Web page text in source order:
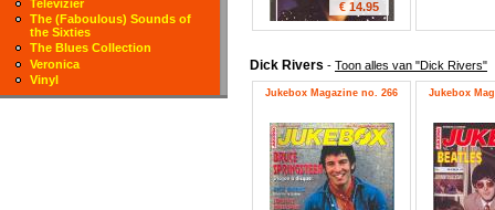
€ 14.95
Dick Rivers - Toon alles van "Dick Rivers"
Jukebox Magazine no. 266 Jukebox
Televizier
The (Faboulous) Sounds of
the Sixties
The Blues Collection
Veronica
Vinyl